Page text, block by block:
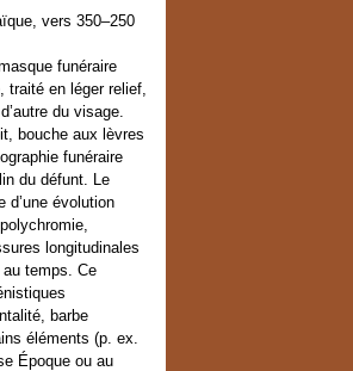
vers 350–250
funéraire
en léger relief,
du visage.
bouche aux lèvres
funéraire
du défunt. Le
évolution
longitudinales
temps. Ce
barbe
éléments (p. ex.
Époque ou au